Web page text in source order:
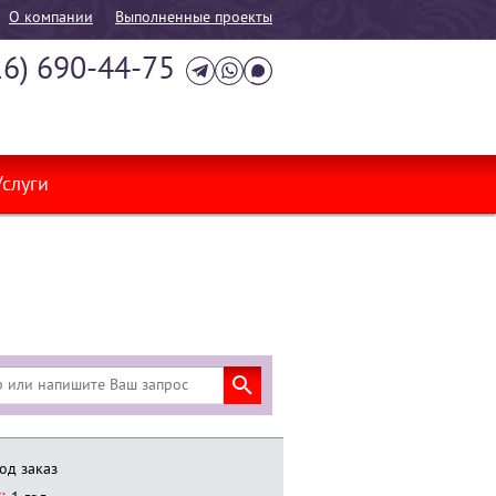
О компании Выполненные проекты
690-44-75
заказ